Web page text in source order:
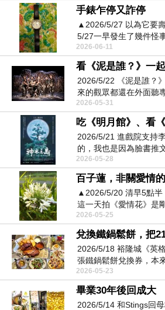
手錶乍停又詐停
▲2026/5/27 以為它要
5/27一早發生了幾件怪
2026-06-11
看《泥是誰？》一
2026/5/22 《泥是誰？
來的觀眾都還在外面聽
寶...
2026-05-31
吃《明月館》、看
2026/5/21 進戲院支持
的，我也是因為臉書推
2026-05-28
百子蓮，非關愛情
▲2026/5/20 清早5點半
這一天拍《愛情花》是
2026-05-25
兌換鐵鍋鬆餅，把
2026/5/18 裕隆城《英
張鐵鍋鬆餅兌換券，本
2026-05-23
畢業30年後回成大
2026/5/14 和Stings回